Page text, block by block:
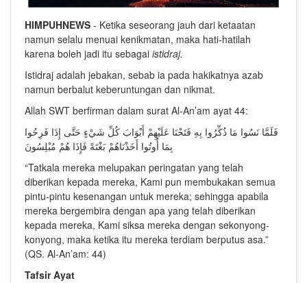
HIMPUHNEWS - Ketika seseorang jauh dari ketaatan
namun selalu menuai kenikmatan, maka hati-hatilah
karena boleh jadi itu sebagai istidraj.
Istidraj adalah jebakan, sebab ia pada hakikatnya azab
namun berbalut keberuntungan dan nikmat.
Allah SWT berfirman dalam surat Al-An’am ayat 44:
فَلَمَّا نَسُوا مَا ذُكِّرُوا بِهِ فَتَحْنَا عَلَيْهِمْ أَبْوَابَ كُلِّ شَيْءٍ حَتَّى إِذَا فَرِحُوا
بِمَا أُوتُوا أَخَذْنَاهُمْ بَغْتَةً فَإِذَا هُمْ مُبْلِسُونَ
“Tatkala mereka melupakan peringatan yang telah
diberikan kepada mereka, Kami pun membukakan semua
pintu-pintu kesenangan untuk mereka; sehingga apabila
mereka bergembira dengan apa yang telah diberikan
kepada mereka, Kami siksa mereka dengan sekonyong-
konyong, maka ketika itu mereka terdiam berputus asa.”
(QS. Al-An’am: 44)
Tafsir Ayat